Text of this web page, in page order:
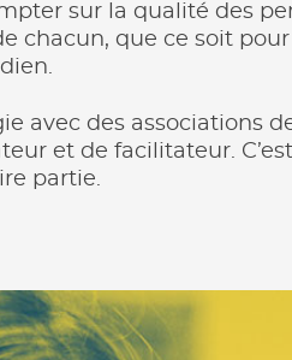
sur la qualité des
chacun, que ce soit
avec des associations
et de facilitateur.
partie.